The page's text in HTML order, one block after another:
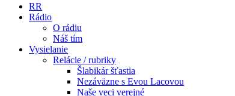
RR
Rádio
O rádiu
Náš tím
Vysielanie
Relácie / rubriky
Šlabikár šťastia
Nezáväzne s Evou Lacovou
Naše veci verejné